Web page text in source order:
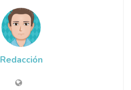
Redacción